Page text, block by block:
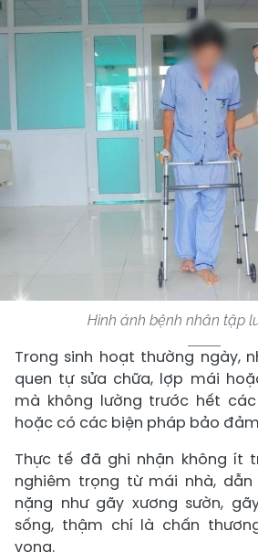
Hình ảnh bệnh nhân tập
Trong sinh hoạt thường ngày,
quen tự sửa chữa, lợp mái
mà không lường trước hết
hoặc có các biện pháp bảo
Thực tế đã ghi nhận không ít
nghiêm trọng từ mái nhà,
nặng như gãy xương sườn,
sống, thậm chí là chấn
vong.